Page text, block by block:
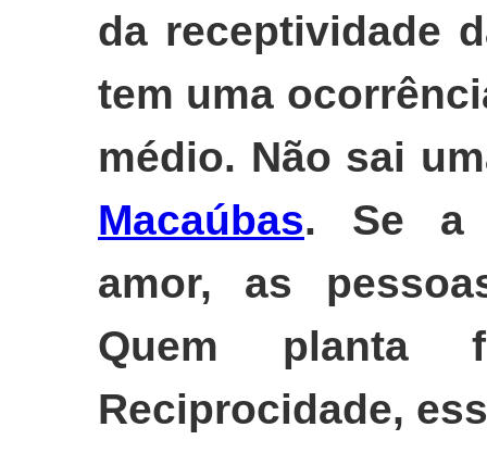
da receptividade
tem uma
médio. Não sai
Macaúbas. Se a
amor, as
Quem planta
Reciprocidade,